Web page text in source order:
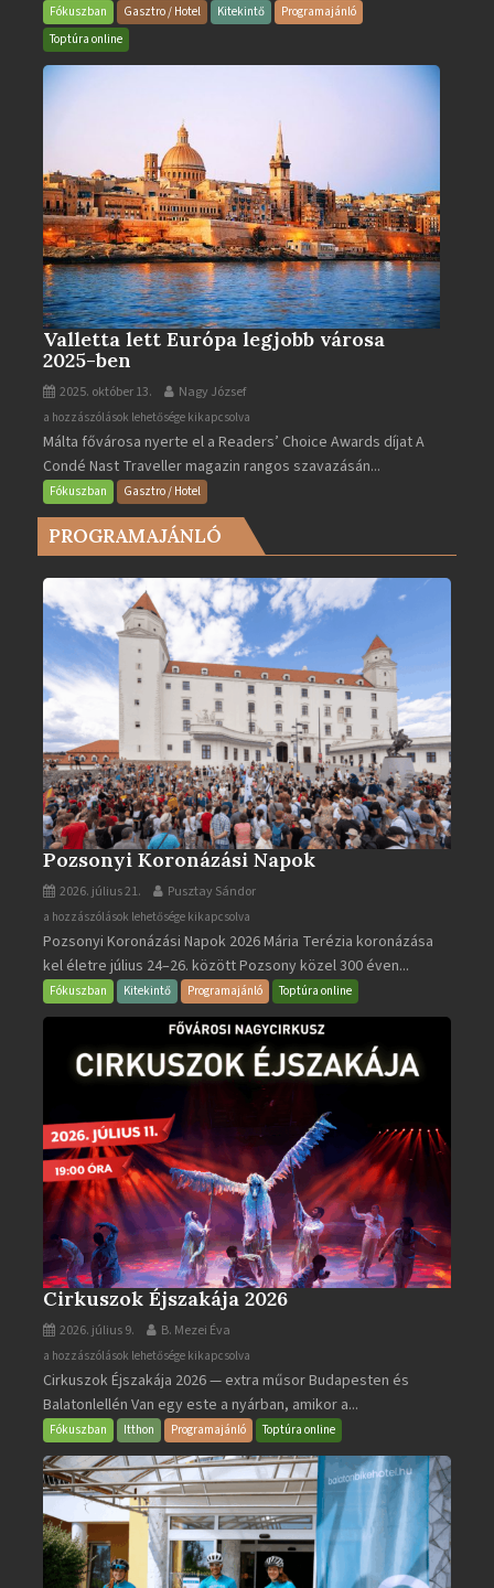
és
Gyógyfürdő
Fókuszban Gasztro / Hotel Kitekintő
Programajánló
Toptúra online
Valletta lett Európa legjobb városa
2025-ben
2025. október 13. Nagy József
Valletta
lett
Európa
legjobb
városa
2025-
bejegyzéshez
a hozzászólások lehetősége kikapcsolva
Málta fővárosa nyerte el a Readers’ Choice Awards díjat A
Condé Nast Traveller magazin rangos szavazásán...
Fókuszban Gasztro / Hotel
PROGRAMAJÁNLÓ
Pozsonyi Koronázási Napok
2026. július 21. Pusztay Sándor
Pozsonyi
Koronázási
Napok
bejegyzéshez
a hozzászólások lehetősége kikapcsolva
Pozsonyi Koronázási Napok 2026 Mária Terézia koronázása
kel életre július 24–26. között Pozsony közel 300 éven...
Fókuszban Kitekintő Programajánló Toptúra online
Cirkuszok Éjszakája 2026
2026. július 9. B. Mezei Éva
Cirkuszok
Éjszakája
2026
bejegyzéshez
a hozzászólások lehetősége kikapcsolva
Cirkuszok Éjszakája 2026 — extra műsor Budapesten és
Balatonlellén Van egy este a nyárban, amikor a...
Fókuszban Itthon Programajánló Toptúra online